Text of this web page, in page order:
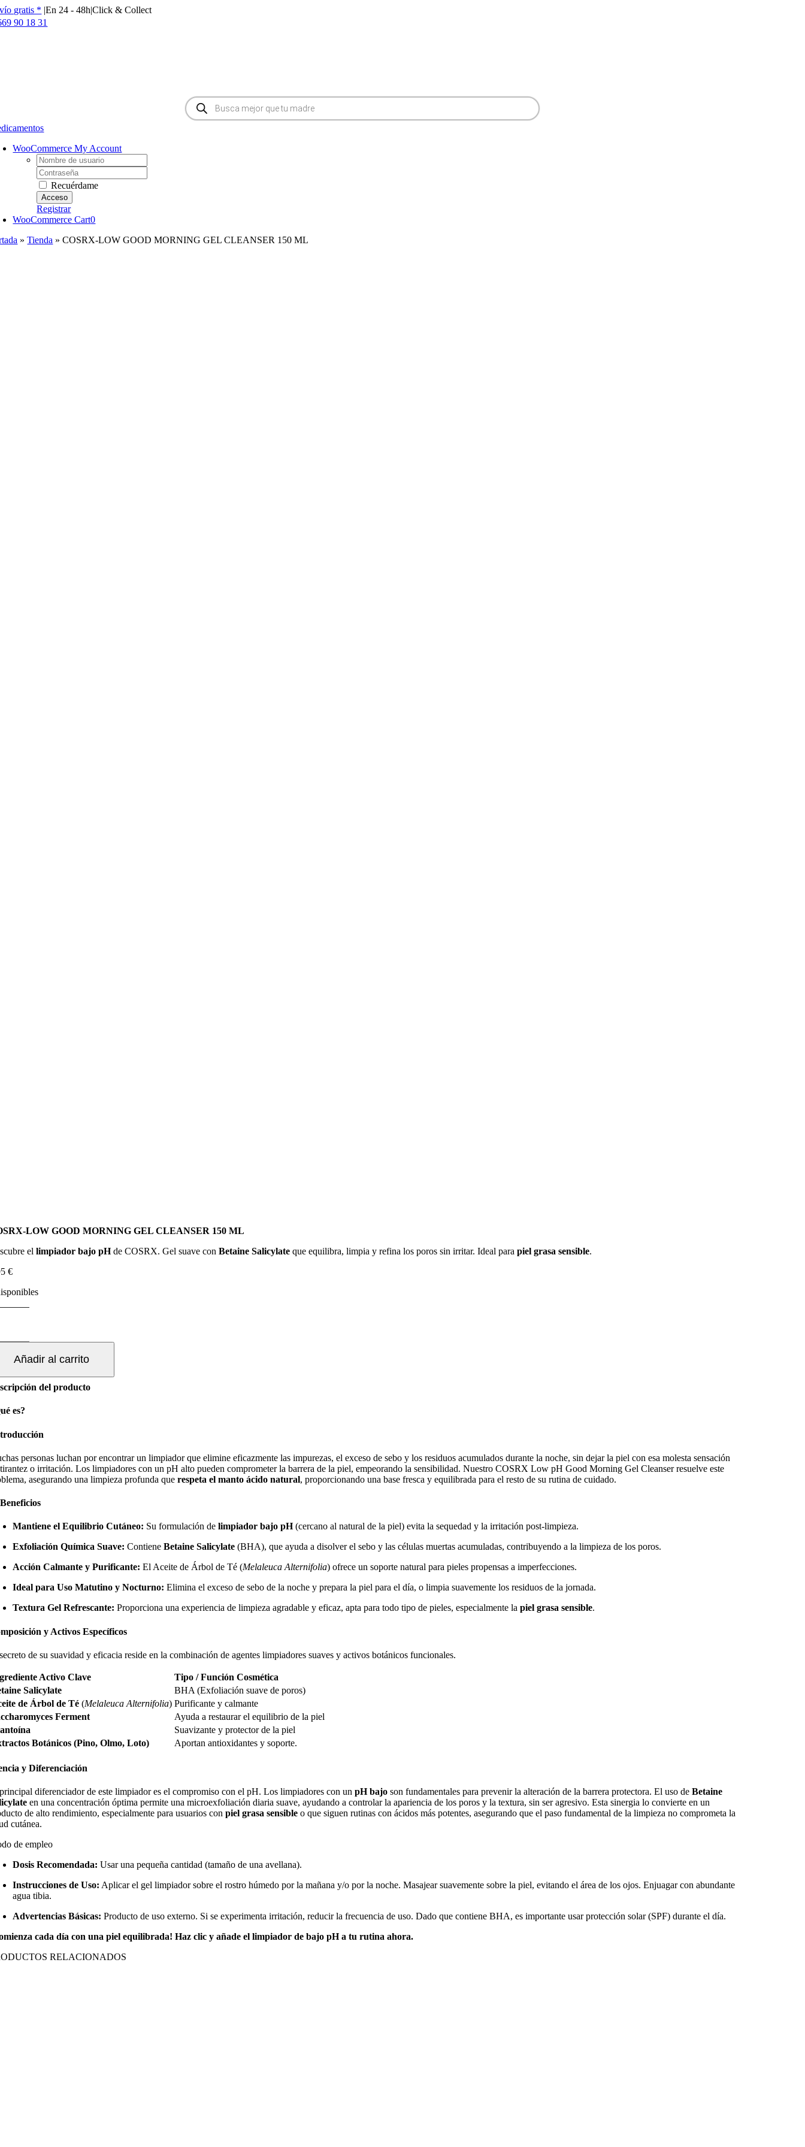
Saltar
al
gratis * |En 24 - 48h|Click & Collect
90 18 31
Búsqueda
de
productos
WooCommerce My Account
Username:
Password:
Recuérdame
Registrar
WooCommerce Cart0
»Tienda »COSRX-LOW GOOD MORNING GEL CLEANSER 150 ML
LOW GOOD MORNING GEL CLEANSER 150 ML
ellimpiador bajo pHde COSRX. Gel suave conBetaine Salicylate que equilibra, limpia y refina los poros sin irritar. Ideal parapiel grasa sensible.
€
Añadir al carrito
del producto
es?
personas luchan por encontrar un limpiador que elimine eficazmente las impurezas, el exceso de sebo y los residuos acumulados durante la noche, sin dejar la piel con esa molesta sensación
o irritación. Los limpiadores con un pH alto pueden comprometer la barrera de la piel, empeorando la sensibilidad. Nuestro COSRX Low pH Good Morning Gel Cleanser resuelve este
asegurando una limpieza profunda querespeta el manto ácido natural, proporcionando una base fresca y equilibrada para el resto de su rutina de cuidado.
Mantiene el Equilibrio Cutáneo: Su formulación delimpiador bajo pH(cercano al natural de la piel) evita la sequedad y la irritación post-limpieza.
Exfoliación Química Suave: ContieneBetaine Salicylate (BHA), que ayuda a disolver el sebo y las células muertas acumuladas, contribuyendo a la limpieza de los poros.
Acción Calmante y Purificante: El Aceite de Árbol de Té (Melaleuca Alternifolia) ofrece un soporte natural para pieles propensas a imperfecciones.
Ideal para Uso Matutino y Nocturno: Elimina el exceso de sebo de la noche y prepara la piel para el día, o limpia suavemente los residuos de la jornada.
Textura Gel Refrescante: Proporciona una experiencia de limpieza agradable y eficaz, apta para todo tipo de pieles, especialmente lapiel grasa sensible.
y Activos Específicos
de su suavidad y eficacia reside en la combinación de agentes limpiadores suaves y activos botánicos funcionales.
Activo Clave
Tipo / Función Cosmética
Salicylate
BHA (Exfoliación suave de poros)
de Árbol de Té (Melaleuca Alternifolia) Purificante y calmante
Ferment
Ayuda a restaurar el equilibrio de la piel
Suavizante y protector de la piel
Botánicos (Pino, Olmo, Loto)
Aportan antioxidantes y soporte.
y Diferenciación
diferenciador de este limpiador es el compromiso con el pH. Los limpiadores con unpH bajo son fundamentales para prevenir la alteración de la barrera protectora. El uso deBetaine
en una concentración óptima permite una microexfoliación diaria suave, ayudando a controlar la apariencia de los poros y la textura, sin ser agresivo. Esta sinergia lo convierte en un
de alto rendimiento, especialmente para usuarios conpiel grasa sensible o que siguen rutinas con ácidos más potentes, asegurando que el paso fundamental de la limpieza no comprometa la
cutánea.
de empleo
Dosis Recomendada: Usar una pequeña cantidad (tamaño de una avellana).
Instrucciones de Uso: Aplicar el gel limpiador sobre el rostro húmedo por la mañana y/o por la noche. Masajear suavemente sobre la piel, evitando el área de los ojos. Enjuagar con abundante
agua tibia.
Advertencias Básicas: Producto de uso externo. Si se experimenta irritación, reducir la frecuencia de uso. Dado que contiene BHA, es importante usar protección solar (SPF) durante el día.
cada día con una piel equilibrada! Haz clic y añade el limpiador de bajo pH a tu rutina ahora.
RELACIONADOS